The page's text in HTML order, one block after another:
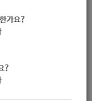
가요?
?
업 참여단체 모집 공고